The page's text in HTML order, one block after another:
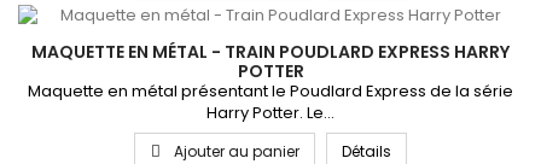
MAQUETTE EN MÉTAL - TRAIN POUDLARD EXPRESS HARRY
POTTER
Maquette en métal présentant le Poudlard Express de la série
Harry Potter. Le...
Ajouter au panier Détails